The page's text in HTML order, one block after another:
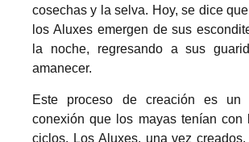
cosechas y la selva. Hoy, se dice
los Aluxes emergen de sus
la noche, regresando a sus
amanecer.
Este proceso de creación es
conexión que los mayas tenían con
ciclos. Los Aluxes, una vez